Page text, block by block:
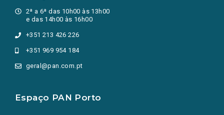
2ª a 6ª das 10h00 às 13h00
e das 14h00 às 16h00
+351 213 426 226
+351 969 954 184
geral@pan.com.pt
Espaço PAN Porto